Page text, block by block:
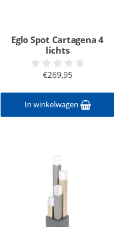
Eglo Spot Cartagena 4
lichts
€269,95
In winkelwagen